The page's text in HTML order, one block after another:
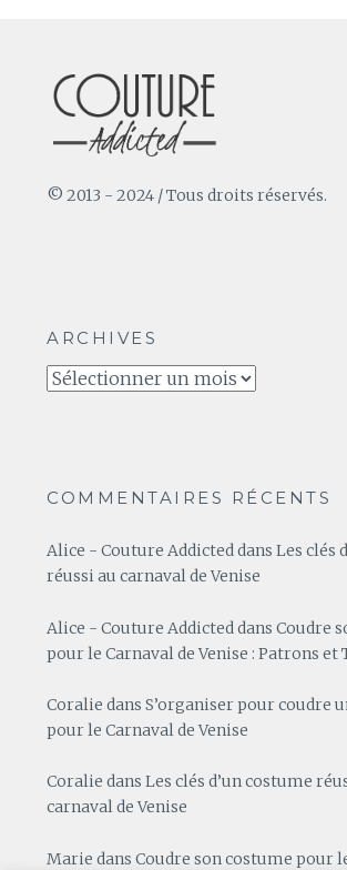
© 2013 - 2024 / Tous droits réservés.
ARCHIVES
Archives
COMMENTAIRES RÉCENTS
Alice - Couture AddicteddansLes clés
réussi au carnaval de Venise
Alice - Couture Addicted dansCoudre
pour le Carnaval de Venise : Patrons et
Coralie dansS’organiser pour coudre
pour le Carnaval de Venise
Coralie dansLes clés d’un costume
carnaval de Venise
Marie dansCoudre son costume pour